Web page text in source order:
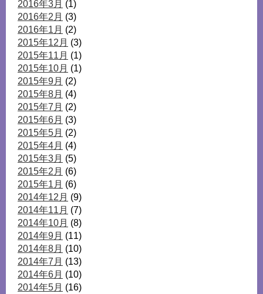
2016年3月 (1)
2016年2月 (3)
2016年1月 (2)
2015年12月 (3)
2015年11月 (1)
2015年10月 (1)
2015年9月 (2)
2015年8月 (4)
2015年7月 (2)
2015年6月 (3)
2015年5月 (2)
2015年4月 (4)
2015年3月 (5)
2015年2月 (6)
2015年1月 (6)
2014年12月 (9)
2014年11月 (7)
2014年10月 (8)
2014年9月 (11)
2014年8月 (10)
2014年7月 (13)
2014年6月 (10)
2014年5月 (16)